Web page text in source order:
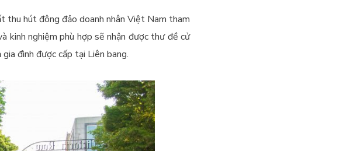
thu hút đông đảo doanh nhân Việt Nam tham
kinh nghiệm phù hợp sẽ nhận được thư đề cử
đình được cấp tại Liên bang.